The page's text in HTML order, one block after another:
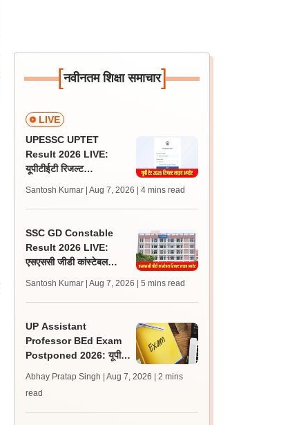
[नवीनतम शिक्षा समाचार]
LIVE
UPESSC UPTET
Result 2026 LIVE:
यूपीटीईटी रिजल्ट
जल्द, जानें लेटेस्ट अपडेट,
पासिंग मार्क्स
Santosh Kumar | Aug 7, 2026 | 4 mins read
SSC GD Constable
Result 2026 LIVE:
एसएससी जीडी कांस्टेबल
लेटेस्ट अपडेट, स्कोरकार्ड लिंक
Santosh Kumar | Aug 7, 2026 | 5 mins read
UP Assistant
Professor BEd Exam
Postponed 2026: यूपी
स्थगित, नई तिथि बाद में
Abhay Pratap Singh | Aug 7, 2026
| 2 mins
read